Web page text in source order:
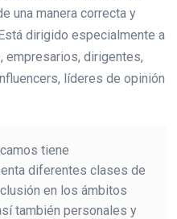
una manera correcta y
dirigido especialmente a
empresarios, dirigentes,
líderes de opinión
tiene
diferentes clases de
en los ámbitos
también personales y